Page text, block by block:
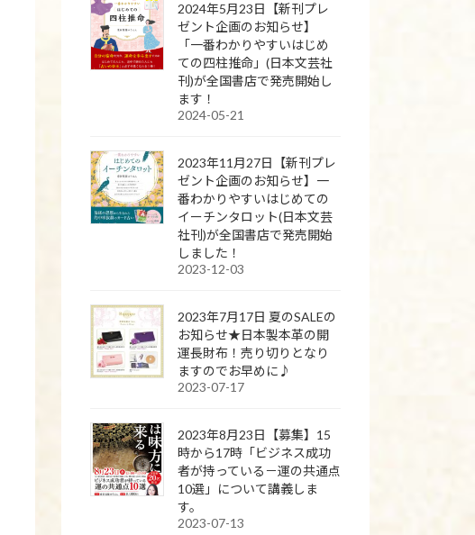
2024年5月23日【新刊プレ
ゼント企画のお知らせ】
「一番わかりやすいはじめ
ての四柱推命」(日本文芸社
刊)が全国書店で発売開始し
ます！
2024-05-21
2023年11月27日【新刊プレ
ゼント企画のお知らせ】一
番わかりやすいはじめての
イーチンタロット(日本文芸
社刊)が全国書店で発売開始
しました！
2023-12-03
2023年7月17日 夏のSALEの
お知らせ★日本製本革の開
運長財布！売り切りとなり
ますのでお早めに♪
2023-07-17
2023年8月23日【募集】15
時から17時「ビジネス成功
者が持っている－運の共通点
10選」について講義しま
す。
2023-07-13